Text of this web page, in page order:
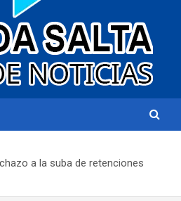
a la suba de retenciones